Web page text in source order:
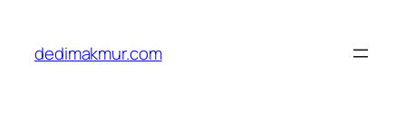
content
dedimakmur.com